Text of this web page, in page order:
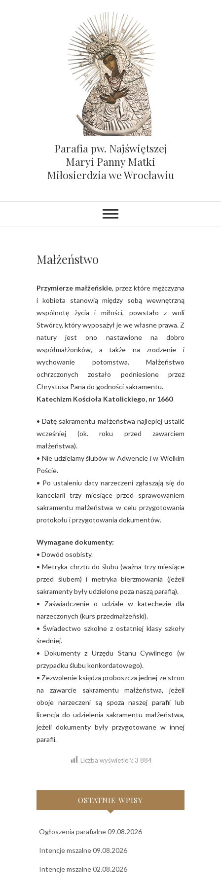
Parafia pw. Najświętszej
Maryi Panny Matki
Miłosierdzia we Wrocławiu
Małżeństwo
Przymierze małżeńskie, przez które mężczyzna
i kobieta stanowią między sobą wewnętrzną
wspólnotę życia i miłości, powstało z woli
Stwórcy, który wyposażył je we własne prawa. Z
natury jest ono nastawione na dobro
współmałżonków, a także na zrodzenie i
wychowanie potomstwa. Małżeństwo
ochrzczonych zostało podniesione przez
Chrystusa Pana do godności sakramentu.
Katechizm Kościoła Katolickiego, nr 1660
• Datę sakramentu małżeństwa najlepiej ustalić
wcześniej (ok. roku przed zawarciem
małżeństwa).
• Nie udzielamy ślubów w Adwencie i w Wielkim
Poście.
• Po ustaleniu daty narzeczeni zgłaszają się do
kancelarii trzy miesiące przed sprawowaniem
sakramentu małżeństwa w celu przygotowania
protokołu i przygotowania dokumentów.
Wymagane dokumenty:
• Dowód osobisty.
• Metryka chrztu do ślubu (ważna trzy miesiące
przed ślubem) i metryka bierzmowania (jeżeli
sakramenty były udzielone poza naszą parafią).
• Zaświadczenie o udziale w katechezie dla
narzeczonych (kurs przedmałżeński).
• Świadectwo szkolne z ostatniej klasy szkoły
średniej.
• Dokumenty z Urzędu Stanu Cywilnego (w
przypadku ślubu konkordatowego).
• Zezwolenie księdza proboszcza jednej ze stron
na zawarcie sakramentu małżeństwa, jeżeli
oboje narzeczeni są spoza naszej parafii lub
licencja do udzielenia sakramentu małżeństwa,
jeżeli dokumenty były przygotowane w innej
parafii.
Liczba wyświetleń: 3 884
OSTATNIE WPISY
Ogłoszenia parafialne 09.08.2026
Intencje mszalne 09.08.2026
Intencje mszalne 02.08.2026